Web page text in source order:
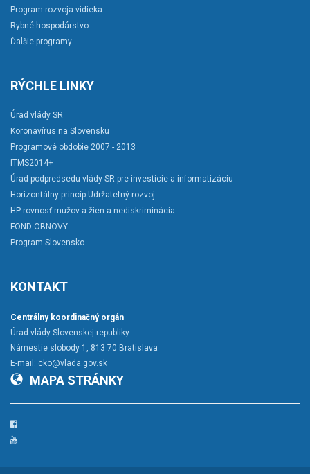
Program rozvoja vidieka
Rybné hospodárstvo
Ďalšie programy
RÝCHLE LINKY
Úrad vlády SR
Koronavírus na Slovensku
Programové obdobie 2007 - 2013
ITMS2014+
Úrad podpredsedu vlády SR pre investície a informatizáciu
Horizontálny princíp Udržateľný rozvoj
HP rovnosť mužov a žien a nediskriminácia
FOND OBNOVY
Program Slovensko
KONTAKT
Centrálny koordinačný orgán
Úrad vlády Slovenskej republiky
Námestie slobody 1, 813 70 Bratislava
E-mail: cko@vlada.gov.sk
MAPA STRÁNKY
Facebook
YouTube